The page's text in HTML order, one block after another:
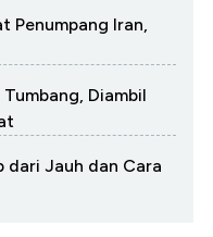
Penumpang Iran,
Diambil
dari Jauh dan Cara